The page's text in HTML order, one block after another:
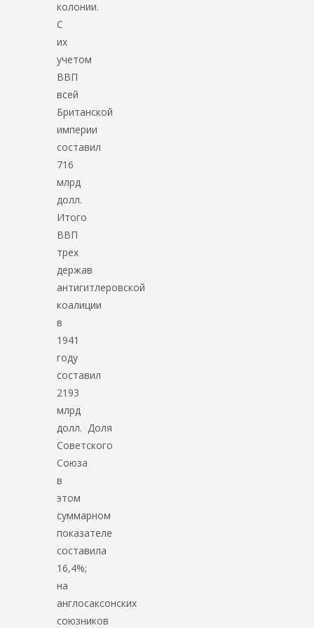
колонии.
С
их
учетом
ВВП
всей
Британской
империи
составил
716
млрд
долл.
Итого
ВВП
трех
держав
антигитлеровской
коалиции
в
1941
году
составил
2193
млрд
долл. Доля
Советского
Союза
в
этом
суммарном
показателе
составила
16,4%;
на
англосаксонских
союзников